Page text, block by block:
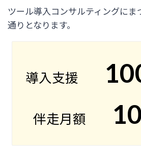
ツール導入コンサルティングにま
通りとなります。
導入支援
伴走月額